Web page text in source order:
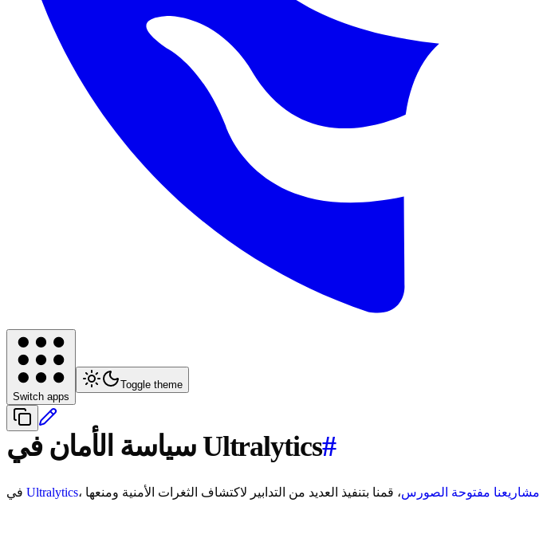
Switch apps
Toggle theme
سياسة الأمان في Ultralytics#
Ultralytics مشاريعنا مفتوحة الصورس